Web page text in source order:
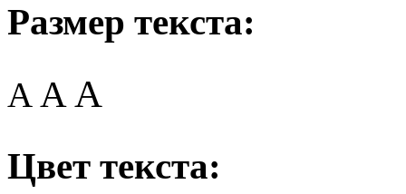
Размер текста:
A AA
Цвет текста: